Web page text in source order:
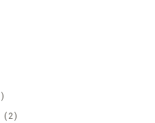
2